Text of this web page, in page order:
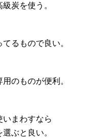
炭を使う。
るもので良い。
のものが便利。
まわすなら
ぶと良い。